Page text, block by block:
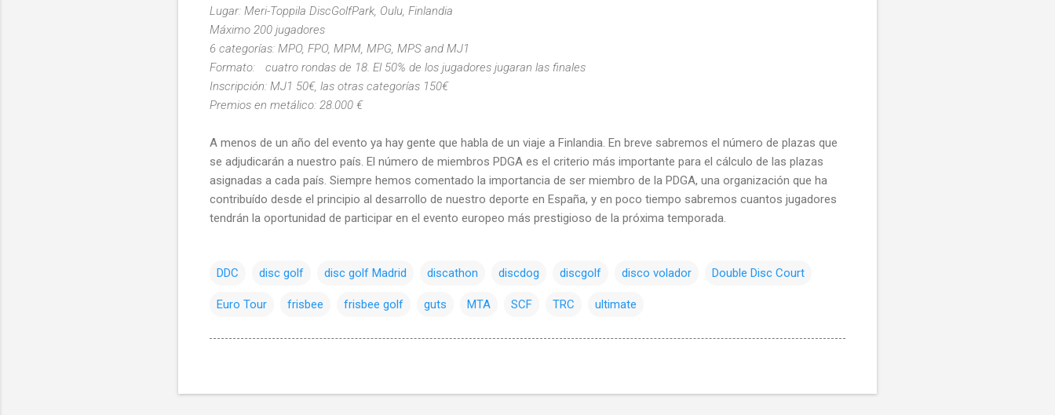
Lugar: Meri-Toppila DiscGolfPark, Oulu, Finlandia
Máximo 200 jugadores
6 categorías: MPO, FPO, MPM, MPG, MPS and MJ1
Formato: cuatro rondas de 18. El 50% de los jugadores jugaran las finales
Inscripción: MJ1 50€, las otras categorías 150€
Premios en metálico: 28.000 €
A menos de un año del evento ya hay gente que habla de un viaje a Finlandia. En breve sabremos el número de plazas que
se adjudicarán a nuestro país. El número de miembros PDGA es el criterio más importante para el cálculo de las plazas
asignadas a cada país. Siempre hemos comentado la importancia de ser miembro de la PDGA, una organización que ha
contribuído desde el principio al desarrollo de nuestro deporte en España, y en poco tiempo sabremos cuantos jugadores
tendrán la oportunidad de participar en el evento europeo más prestigioso de la próxima temporada.
DDC disc golf disc golf Madrid discathon discdog discgolf disco volador Double Disc Court
Euro Tour frisbee frisbee golf guts MTA SCF TRC ultimate